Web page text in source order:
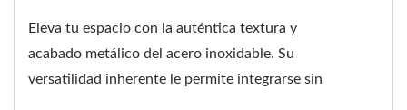
Eleva tu espacio con la auténtica textura y
acabado metálico del acero inoxidable. Su
versatilidad inherente le permite integrarse sin